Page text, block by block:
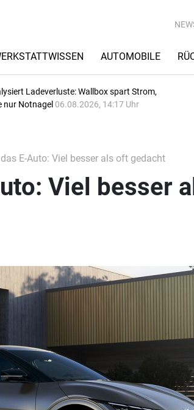
AUTOMOBILE
Ladeverluste: Wallbox spart Strom,
nur Notnagel 06.08.2026, 14:17 Uhr
E-Auto: Viel besser als oft gedacht
Viel besser